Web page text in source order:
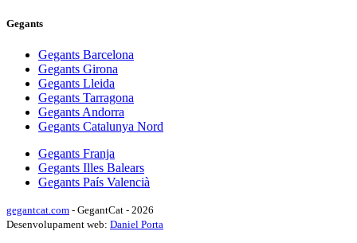
Gegants
Gegants Barcelona
Gegants Girona
Gegants Lleida
Gegants Tarragona
Gegants Andorra
Gegants Catalunya Nord
Gegants Franja
Gegants Illes Balears
Gegants País Valencià
gegantcat.com - GegantCat - 2026
Desenvolupament web: Daniel Porta